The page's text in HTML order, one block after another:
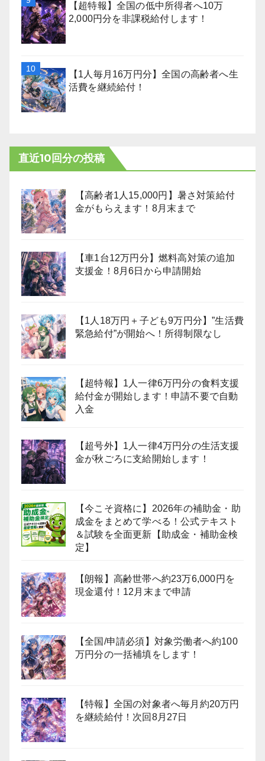
【超特報】全国の低中所得者へ10万
2,000円分を非課税給付します！
【1人毎月16万円分】全国の高齢者へ生
活費を継続給付！
直近10回分の投稿
【高齢者1人15,000円】暑さ対策給付
金がもらえます！8月末まで
【車1台12万円分】燃料高対策の追加
支援金！8月6日から申請開始
【1人18万円＋子ども9万円分】”生活費
緊急給付”が開始へ！所得制限なし
【超特報】1人一律6万円分の食料支援
給付金が開始します！申請不要で自動
入金
【超号外】1人一律4万円分の生活支援
金が秋ごろに支給開始します！
【今こそ資格に】2026年の補助金・助
成金をまとめて学べる！公式テキスト
＆試験を全面更新【助成金・補助金検
定】
【朗報】高齢世帯へ約23万6,000円を
現金還付！12月末まで申請
【全国/申請必須】対象労働者へ約100
万円分の一括補填をします！
【特報】全国の対象者へ毎月約20万円
を継続給付！次回8月27日